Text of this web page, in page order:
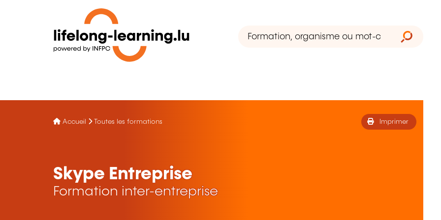
Accueil Toutes les formations Imprimer
Skype Entreprise
Formation inter-entreprise